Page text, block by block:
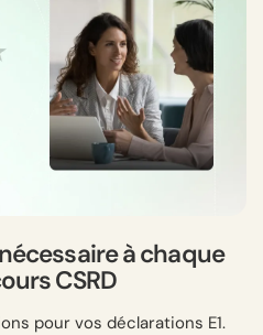
à chaque
CSRD
pour vos déclarations E1.